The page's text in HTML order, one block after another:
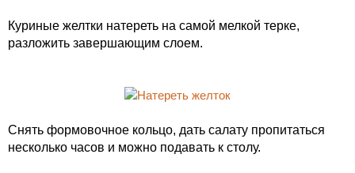
Куриные желтки натереть на самой мелкой терке,
разложить завершающим слоем.
Снять формовочное кольцо, дать салату пропитаться
несколько часов и можно подавать к столу.